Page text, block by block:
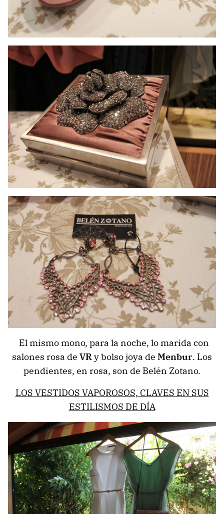
El mismo mono, para la noche, lo marida con
salones rosa de VRy bolso joya de Menbur. Los
pendientes, en rosa, son de Belén Zotano.
LOS VESTIDOS VAPOROSOS, CLAVES EN SUS
ESTILISMOS DE DÍA